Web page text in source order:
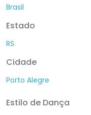
Brasil
Estado
RS
Cidade
Porto Alegre
Estilo de Dança